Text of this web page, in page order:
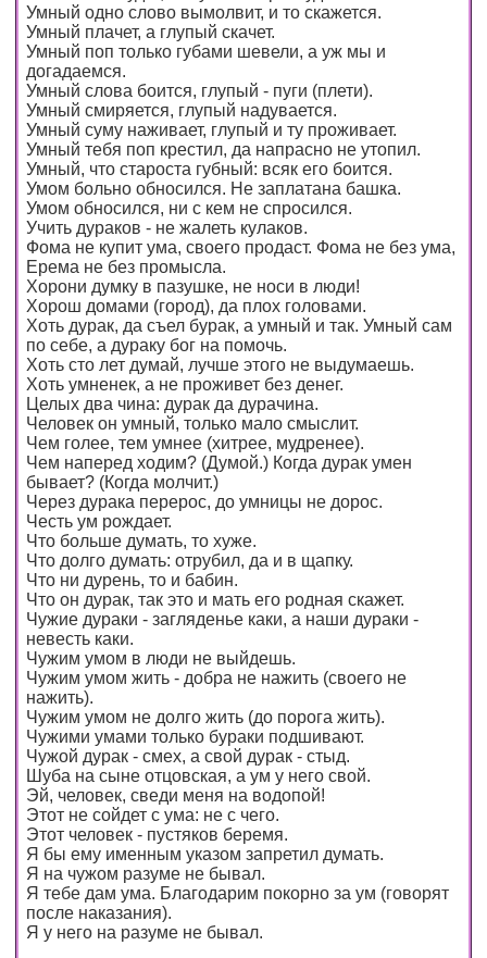
Умный одно слово вымолвит, и то скажется.
Умный плачет, а глупый скачет.
Умный поп только губами шевели, а уж мы и
догадаемся.
Умный слова боится, глупый - пуги (плети).
Умный смиряется, глупый надувается.
Умный суму наживает, глупый и ту проживает.
Умный тебя поп крестил, да напрасно не утопил.
Умный, что староста губный: всяк его боится.
Умом больно обносился. Не заплатана башка.
Умом обносился, ни с кем не спросился.
Учить дураков - не жалеть кулаков.
Фома не купит ума, своего продаст. Фома не без ума,
Ерема не без промысла.
Хорони думку в пазушке, не носи в люди!
Хорош домами (город), да плох головами.
Хоть дурак, да съел бурак, а умный и так. Умный сам
по себе, а дураку бог на помочь.
Хоть сто лет думай, лучше этого не выдумаешь.
Хоть умненек, а не проживет без денег.
Целых два чина: дурак да дурачина.
Человек он умный, только мало смыслит.
Чем голее, тем умнее (хитрее, мудренее).
Чем наперед ходим? (Думой.) Когда дурак умен
бывает? (Когда молчит.)
Через дурака перерос, до умницы не дорос.
Честь ум рождает.
Что больше думать, то хуже.
Что долго думать: отрубил, да и в щапку.
Что ни дурень, то и бабин.
Что он дурак, так это и мать его родная скажет.
Чужие дураки - загляденье каки, а наши дураки -
невесть каки.
Чужим умом в люди не выйдешь.
Чужим умом жить - добра не нажить (своего не
нажить).
Чужим умом не долго жить (до порога жить).
Чужими умами только бураки подшивают.
Чужой дурак - смех, а свой дурак - стыд.
Шуба на сыне отцовская, а ум у него свой.
Эй, человек, сведи меня на водопой!
Этот не сойдет с ума: не с чего.
Этот человек - пустяков беремя.
Я бы ему именным указом запретил думать.
Я на чужом разуме не бывал.
Я тебе дам ума. Благодарим покорно за ум (говорят
после наказания).
Я у него на разуме не бывал.